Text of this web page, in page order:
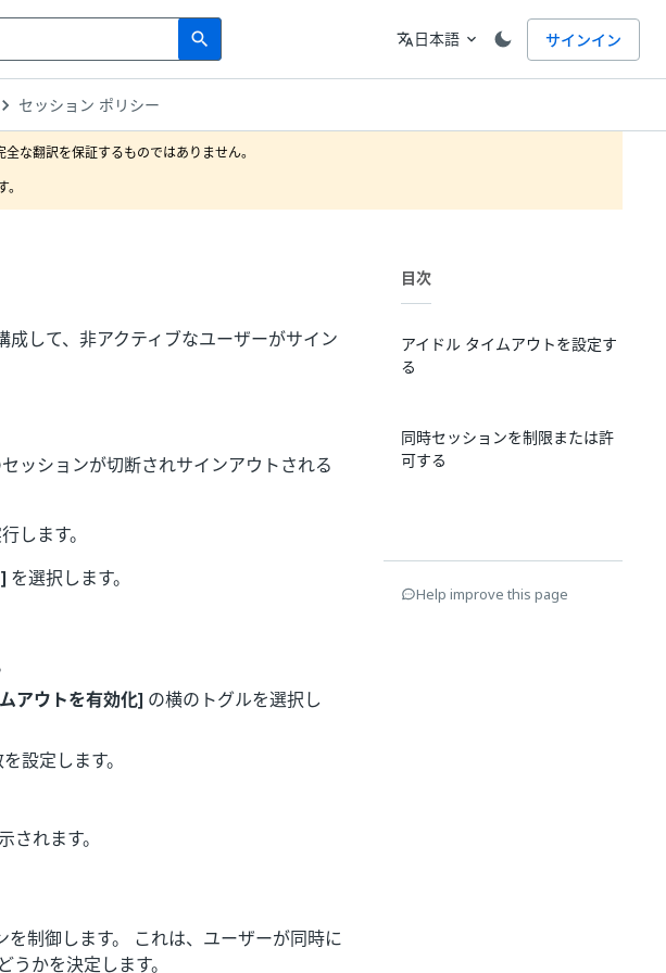
search
Search 言語
translate日本語 expand_more サインイン
セッション ポリシー
な翻訳を保証するものではありません。
して、非アクティブなユーザーがサイン
ッションが切断されサインアウトされる
します。
を選択します。
アウトを有効化] の横のトグルを選択し
設定します。
れます。
制御します。 これは、ユーザーが同時に
かを決定します。
目次
アイドル タイムアウトを設定す
る
同時セッションを制限または許
可する
Help improve this page